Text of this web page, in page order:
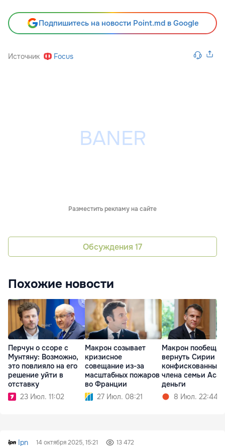
Подпишитесь на новости Point.md в Google
Источник Focus
Разместить рекламу на сайте
Обсуждения 17
Похожие новости
Перчун о ссоре с
Мунтяну: Возможно,
это повлияло на его
решение уйти в
отставку
23 Июл. 11:02
Макрон созывает
кризисное
совещание из-за
масштабных пожаров
во Франции
27 Июл. 08:21
Макрон пообещал
вернуть Сирии
конфискованные
члена семьи
деньги
8 Июл. 22:44
Ipn 14 октября 2025, 15:21 13 472